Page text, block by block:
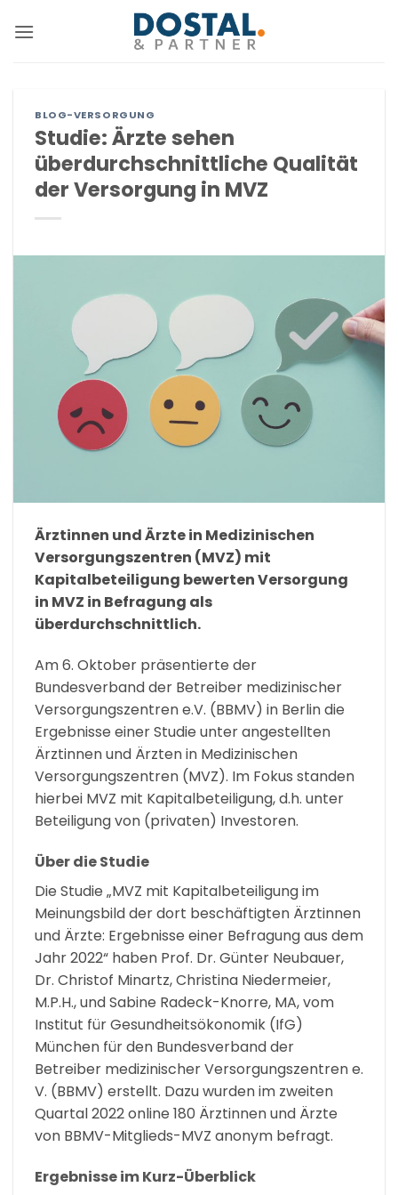
Inhalt
BLOG-VERSORGUNG
Studie: Ärzte sehen
überdurchschnittliche Qualität
der Versorgung in MVZ
Ärztinnen und Ärzte in Medizinischen
Versorgungszentren (MVZ) mit
Kapitalbeteiligung bewerten Versorgung
in MVZ in Befragung als
überdurchschnittlich.
Am 6. Oktober präsentierte der
Bundesverband der Betreiber medizinischer
Versorgungszentren e.V. (BBMV) in Berlin die
Ergebnisse einer Studie unter angestellten
Ärztinnen und Ärzten in Medizinischen
Versorgungszentren (MVZ). Im Fokus standen
hierbei MVZ mit Kapitalbeteiligung, d.h. unter
Beteiligung von (privaten) Investoren.
Über die Studie
Die Studie „MVZ mit Kapitalbeteiligung im
Meinungsbild der dort beschäftigten Ärztinnen
und Ärzte: Ergebnisse einer Befragung aus dem
Jahr 2022“ haben Prof. Dr. Günter Neubauer,
Dr. Christof Minartz, Christina Niedermeier,
M.P.H., und Sabine Radeck-Knorre, MA, vom
Institut für Gesundheitsökonomik (IfG)
München für den Bundesverband der
Betreiber medizinischer Versorgungszentren e.
V. (BBMV) erstellt. Dazu wurden im zweiten
Quartal 2022 online 180 Ärztinnen und Ärzte
von BBMV-Mitglieds-MVZ anonym befragt.
Ergebnisse im Kurz-Überblick